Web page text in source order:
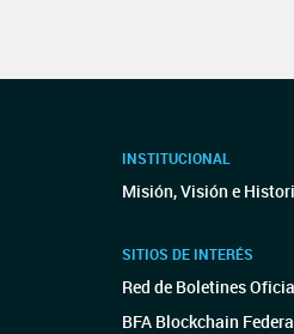
INSTITUCIONAL
Misión, Visión e
SITIOS DE INTERÉS
Red de Boletines
BFA Blockchain